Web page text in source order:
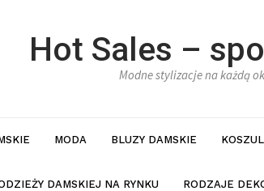
Hot Sales –
Modne stylizacje na każdą
MODA BLUZY DAMSKIE
DAMSKIEJ NA RYNKU RODZAJE